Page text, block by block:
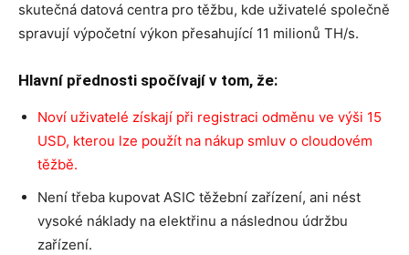
skutečná datová centra pro těžbu, kde uživatelé společně
spravují výpočetní výkon přesahující 11 milionů TH/s.
Hlavní přednosti spočívají v tom, že:
Noví uživatelé získají při registraci odměnu ve výši 15
USD, kterou lze použít na nákup smluv o cloudovém
těžbě.
Není třeba kupovat ASIC těžební zařízení, ani nést
vysoké náklady na elektřinu a následnou údržbu
zařízení.